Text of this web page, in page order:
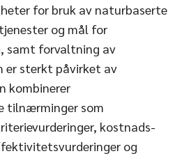
for bruk av naturbaserte
og mål for
forvaltning av
er sterkt påvirket av
kombinerer
tilnærminger som
kostnads-
og